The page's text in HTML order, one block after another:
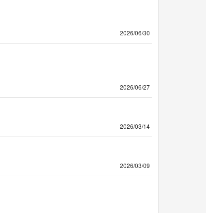
2026/06/30
2026/06/27
2026/03/14
2026/03/09